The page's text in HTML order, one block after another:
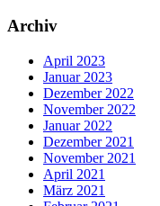
Archiv
April 2023
Januar 2023
Dezember 2022
November 2022
Januar 2022
Dezember 2021
November 2021
April 2021
März 2021